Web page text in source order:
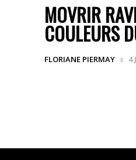
MOVRIR
COULEURS
FLORIANE PIERMAY 4